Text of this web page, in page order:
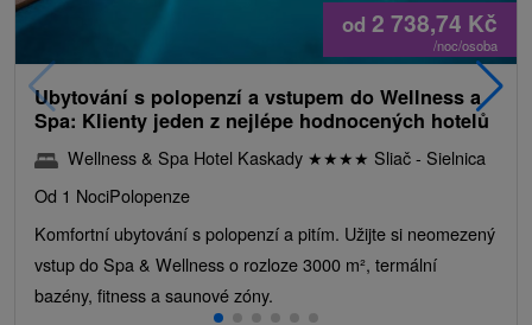
od 2 738,74 Kč
/noc/osoba
Ubytování s polopenzí a vstupem do Wellness a
Spa: Klienty jeden z nejlépe hodnocených hotelů
Wellness & Spa Hotel Kaskady ★★★★ Sliač - Sielnica
Od 1 NociPolopenze
Komfortní ubytování s polopenzí a pitím. Užijte si neomezený
vstup do Spa & Wellness o rozloze 3000 m², termální
bazény, fitness a saunové zóny.